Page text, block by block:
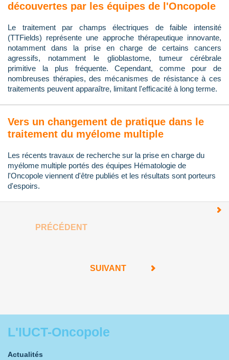
découvertes par les équipes de l'Oncopole
Le traitement par champs électriques de faible intensité
(TTFields) représente une approche thérapeutique innovante,
notamment dans la prise en charge de certains cancers
agressifs, notamment le glioblastome, tumeur cérébrale
primitive la plus fréquente. Cependant, comme pour de
nombreuses thérapies, des mécanismes de résistance à ces
traitements peuvent apparaître, limitant l'efficacité à long terme.
Vers un changement de pratique dans le
traitement du myélome multiple
Les récents travaux de recherche sur la prise en charge du
myélome multiple portés des équipes Hématologie de
l'Oncopole viennent d'être publiés et les résultats sont porteurs
d'espoirs.
PRÉCÉDENT
SUIVANT
L'IUCT-Oncopole
Actualités